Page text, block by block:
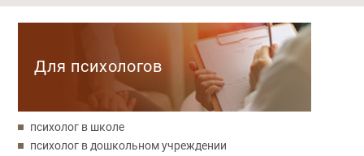
Для психологов
психолог в школе
психолог в дошкольном учреждении